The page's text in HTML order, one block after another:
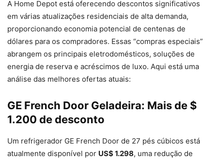
A Home Depot está oferecendo descontos significativos
em várias atualizações residenciais de alta demanda,
proporcionando economia potencial de centenas de
dólares para os compradores. Essas “compras especiais”
abrangem os principais eletrodomésticos, soluções de
energia de reserva e acréscimos de luxo. Aqui está uma
análise das melhores ofertas atuais:
GE French Door Geladeira: Mais de $
1.200 de desconto
Um refrigerador GE French Door de 27 pés cúbicos está
atualmente disponível por US$ 1.298, uma redução de